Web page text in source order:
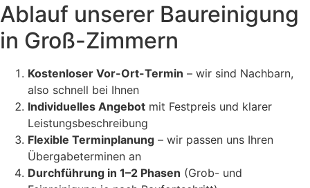
Ablauf unserer Baureinigung
in Groß-Zimmern
Kostenloser Vor-Ort-Termin – wir sind Nachbarn,
also schnell bei Ihnen
Individuelles Angebot mit Festpreis und klarer
Leistungsbeschreibung
Flexible Terminplanung – wir passen uns Ihren
Übergabeterminen an
Durchführung in 1–2 Phasen (Grob- und